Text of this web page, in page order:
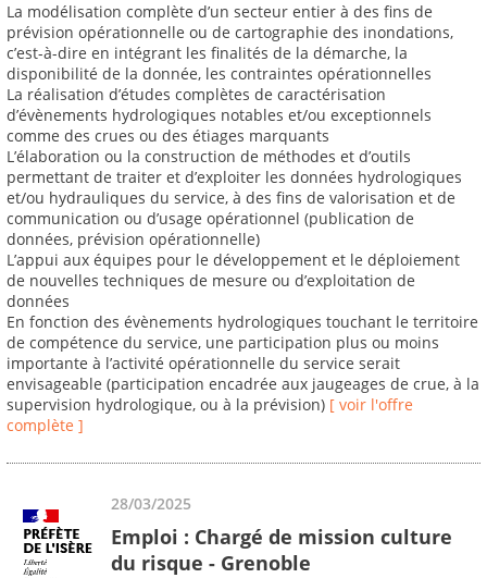
La modélisation complète d’un secteur entier à des fins de
prévision opérationnelle ou de cartographie des inondations,
c’est-à-dire en intégrant les finalités de la démarche, la
disponibilité de la donnée, les contraintes opérationnelles
La réalisation d’études complètes de caractérisation
d’évènements hydrologiques notables et/ou exceptionnels
comme des crues ou des étiages marquants
L’élaboration ou la construction de méthodes et d’outils
permettant de traiter et d’exploiter les données hydrologiques
et/ou hydrauliques du service, à des fins de valorisation et de
communication ou d’usage opérationnel (publication de
données, prévision opérationnelle)
L’appui aux équipes pour le développement et le déploiement
de nouvelles techniques de mesure ou d’exploitation de
données
En fonction des évènements hydrologiques touchant le territoire
de compétence du service, une participation plus ou moins
importante à l’activité opérationnelle du service serait
envisageable (participation encadrée aux jaugeages de crue, à la
supervision hydrologique, ou à la prévision) [ voir l'offre
complète ]
28/03/2025
Emploi : Chargé de mission culture
du risque - Grenoble